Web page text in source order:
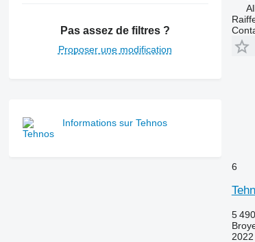
Pas assez de filtres ?
Proposer une modification
Informations sur Tehnos
6
5
2022